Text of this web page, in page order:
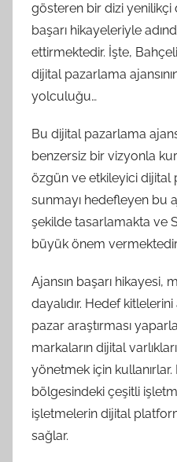
gösteren bir dizi yenilikçi
başarı hikayeleriyle
ettirmektedir. İşte,
dijital pazarlama
yolculuğu…
Bu dijital pazarlama
benzersiz bir vizyonla
özgün ve etkileyici dijital
sunmayı hedefleyen bu
şekilde tasarlamakta ve
büyük önem
Ajansın başarı hikayesi,
dayalıdır. Hedef
pazar araştırması
markaların dijital
yönetmek için
bölgesindeki çeşitli
işletmelerin dijital
sağlar.